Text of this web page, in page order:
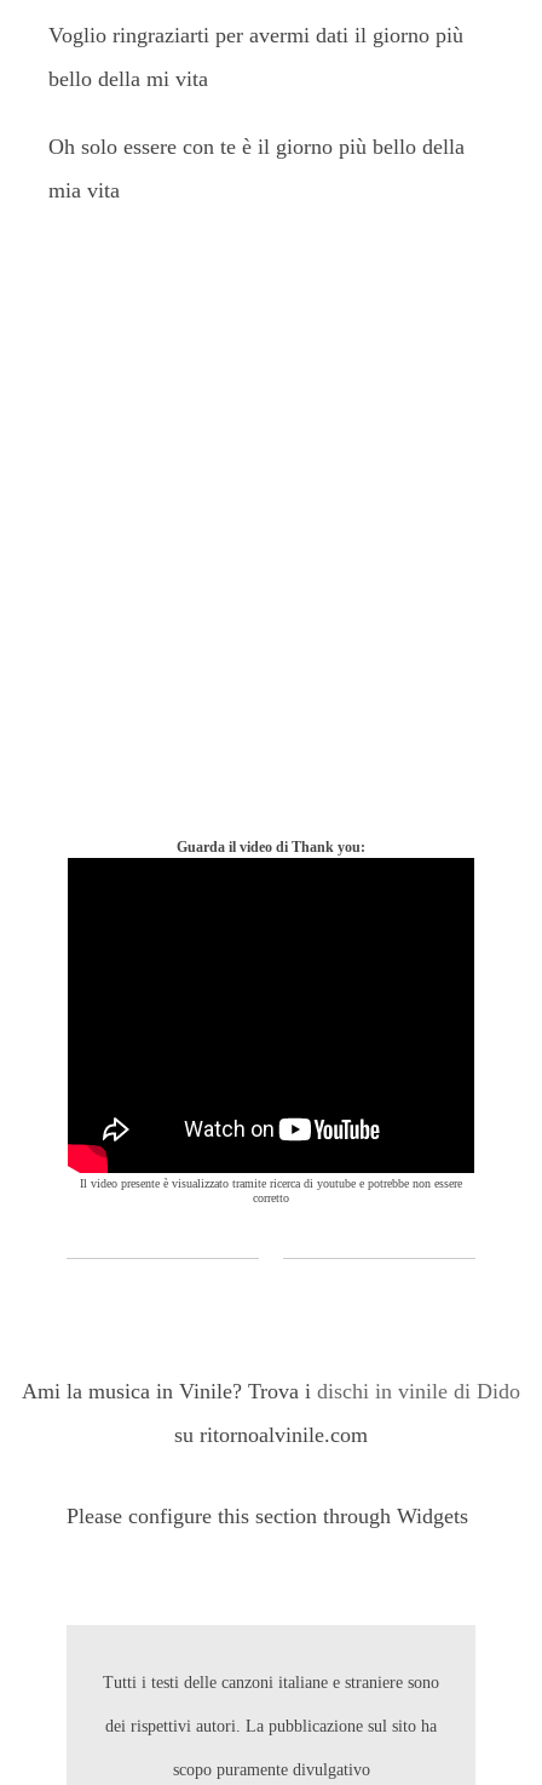
Voglio ringraziarti per avermi dati il giorno più
bello della mi vita
Oh solo essere con te è il giorno più bello della
mia vita
Guarda il video di Thank you:
Il video presente è visualizzato tramite ricerca di youtube e potrebbe non essere
corretto
Ami la musica in Vinile? Trova i dischi in vinile di Dido
su ritornoalvinile.com
Please configure this section through Widgets
Tutti i testi delle canzoni italiane e straniere sono
dei rispettivi autori. La pubblicazione sul sito ha
scopo puramente divulgativo